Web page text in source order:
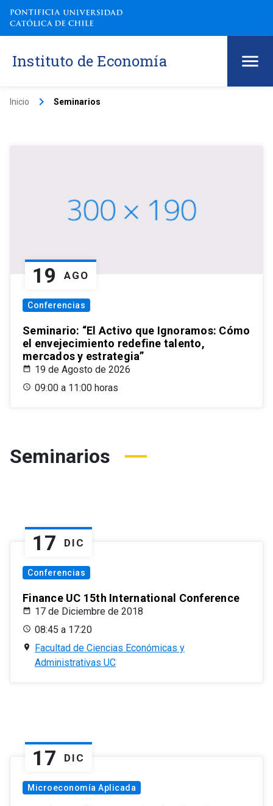
Instituto de Economía
Inicio keyboard_arrow_right Seminarios
19 AGO
Conferencias
Seminario: “El Activo que Ignoramos: Cómo
el envejecimiento redefine talento,
mercados y estrategia”
19 de Agosto de 2026
09:00 a 11:00 horas
Seminarios
17 DIC
Conferencias
Finance UC 15th International Conference
17 de Diciembre de 2018
08:45 a 17:20
Facultad de Ciencias Económicas y
Administrativas UC
17 DIC
Microeconomía Aplicada